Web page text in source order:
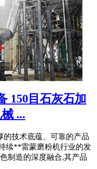
150目石灰石加
...
的技术底蕴、可靠的产品
续**雷蒙磨粉机行业的发
制造的深度融合,其产品